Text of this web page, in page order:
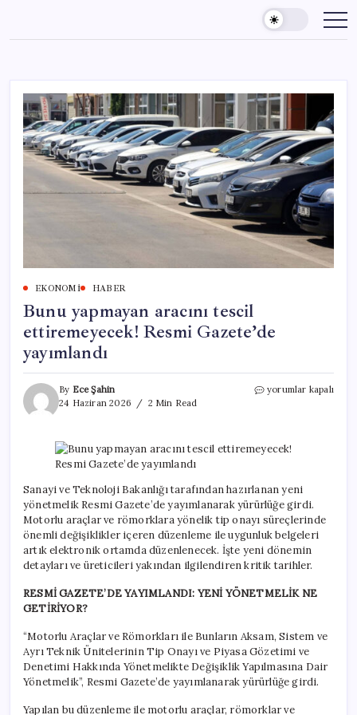
content
EKONOMI HABER
Bunu yapmayan aracını tescil
ettiremeyecek! Resmi Gazete’de
yayımlandı
By Ece Şahin
24 Haziran 2026
2 Min Read
Bunu
ettiremeyecek!
yayımlandı
yorumlar kapalı
Sanayi ve Teknoloji Bakanlığı tarafından hazırlanan yeni
yönetmelik Resmi Gazete’de yayımlanarak yürürlüğe girdi.
Motorlu araçlar ve römorklara yönelik tip onayı süreçlerinde
önemli değişiklikler içeren düzenleme ile uygunluk belgeleri
artık elektronik ortamda düzenlenecek. İşte yeni dönemin
detayları ve üreticileri yakından ilgilendiren kritik tarihler.
RESMİ GAZETE’DE YAYIMLANDI: YENİ YÖNETMELİK NE
GETİRİYOR?
“Motorlu Araçlar ve Römorkları ile Bunların Aksam, Sistem ve
Ayrı Teknik Ünitelerinin Tip Onayı ve Piyasa Gözetimi ve
Denetimi Hakkında Yönetmelikte Değişiklik Yapılmasına Dair
Yönetmelik”, Resmi Gazete’de yayımlanarak yürürlüğe girdi.
Yapılan bu düzenleme ile motorlu araçlar, römorklar ve